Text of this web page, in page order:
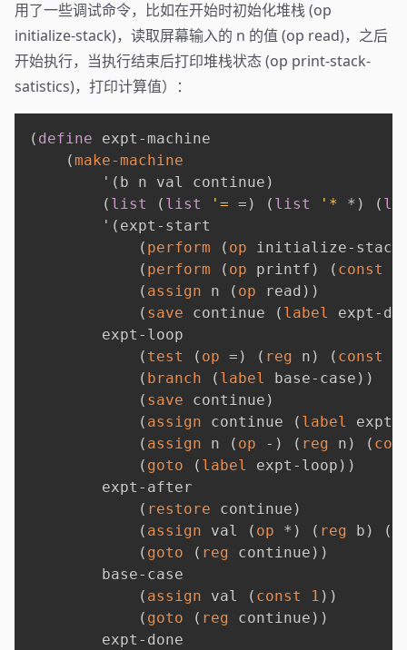
用了一些调试命令，比如在开始时初始化堆栈 (op
initialize-stack)，读取屏幕输入的 n 的值 (op read)，之后
开始执行，当执行结束后打印堆栈状态 (op print-stack-
satistics)，打印计算值）：
( define expt-machine
(make-machine
' ( b n val continue )
( list ( list '= = ) ( list '* * ) (
' ( expt-start
( perform ( op initialize-stack
( perform ( op printf ) ( const
( assign n ( op read ) )
( save continue ( label
expt-
        expt-loop
( test ( op = ) ( reg n ) ( const
( branch ( label base-case ) )
( save continue )
( assign continue ( label
( assign n ( op - ) ( reg n ) (
( goto ( label expt-loop ) )
        expt-after
( restore continue )
( assign val ( op * ) ( reg b ) (
( goto ( reg continue ) )
        base-case
( assign val ( const 1 ) )
( goto ( reg continue ) )
        expt-done